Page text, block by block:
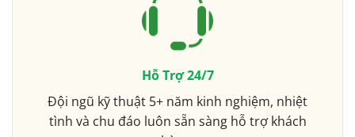
Hỗ Trợ 24/7
Đội ngũ kỹ thuật 5+ năm kinh nghiệm, nhiệt
tình và chu đáo luôn sẵn sàng hỗ trợ khách